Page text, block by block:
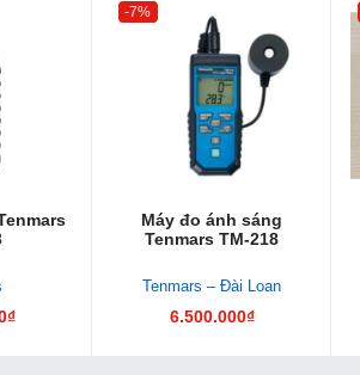
-7%
Máy đo ánh sáng
Tenmars TM-218
Tenmars – Đài Loan
6.500.000₫